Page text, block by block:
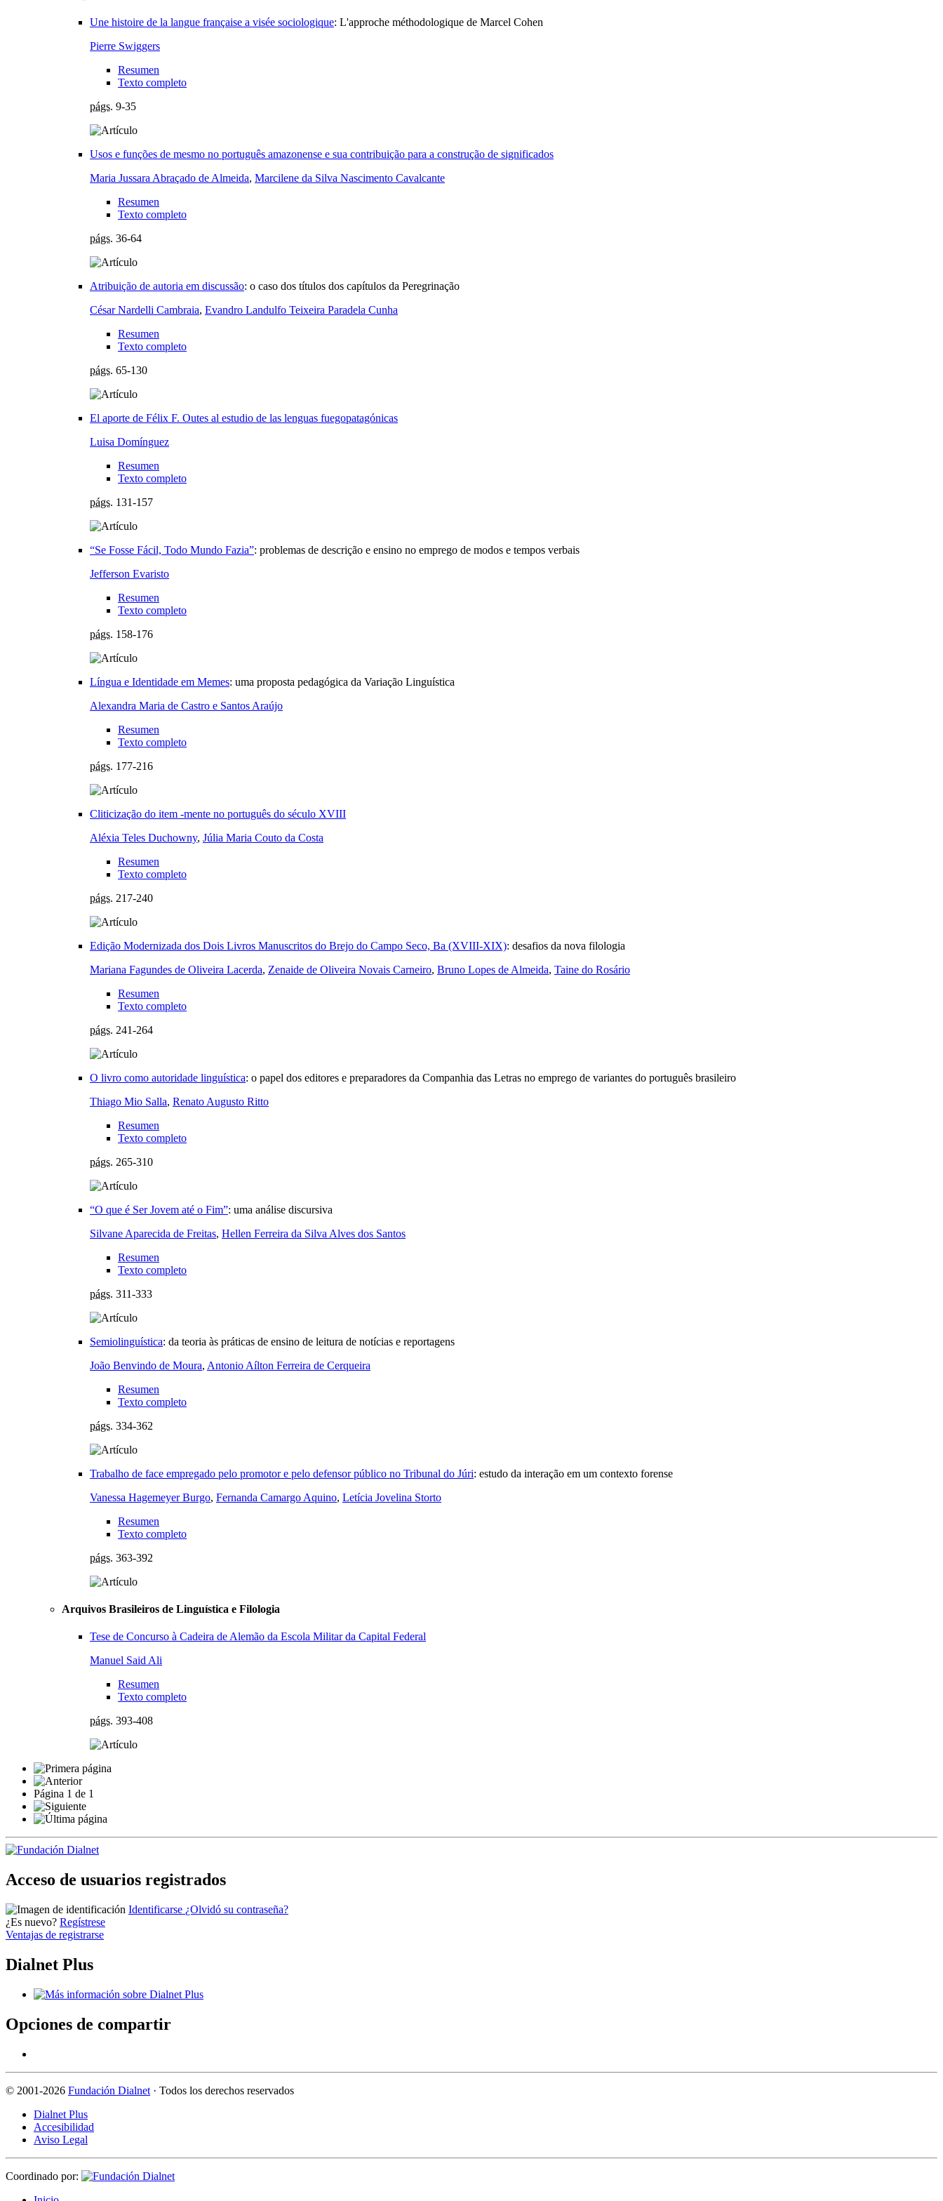
Une histoire de la langue française a visée sociologique: L'approche méthodologique de Marcel Cohen
Pierre Swiggers
Resumen
Texto completo
págs. 9-35
Usos e funções de mesmo no português amazonense e sua contribuição para a construção de significados
Maria Jussara Abraçado de Almeida, Marcilene da Silva Nascimento Cavalcante
Resumen
Texto completo
págs. 36-64
Atribuição de autoria em discussão: o caso dos títulos dos capítulos da Peregrinação
César Nardelli Cambraia, Evandro Landulfo Teixeira Paradela Cunha
Resumen
Texto completo
págs. 65-130
El aporte de Félix F. Outes al estudio de las lenguas fuegopatagónicas
Luisa Domínguez
Resumen
Texto completo
págs. 131-157
“Se Fosse Fácil, Todo Mundo Fazia”: problemas de descrição e ensino no emprego de modos e tempos verbais
Jefferson Evaristo
Resumen
Texto completo
págs. 158-176
Língua e Identidade em Memes: uma proposta pedagógica da Variação Linguística
Alexandra Maria de Castro e Santos Araújo
Resumen
Texto completo
págs. 177-216
Cliticização do item -mente no português do século XVIII
Aléxia Teles Duchowny, Júlia Maria Couto da Costa
Resumen
Texto completo
págs. 217-240
Edição Modernizada dos Dois Livros Manuscritos do Brejo do Campo Seco, Ba (XVIII-XIX): desafios da nova filologia
Mariana Fagundes de Oliveira Lacerda, Zenaide de Oliveira Novais Carneiro, Bruno Lopes de Almeida, Taine do Rosário
Resumen
Texto completo
págs. 241-264
O livro como autoridade linguística: o papel dos editores e preparadores da Companhia das Letras no emprego de variantes do português brasileiro
Thiago Mio Salla, Renato Augusto Ritto
Resumen
Texto completo
págs. 265-310
“O que é Ser Jovem até o Fim”: uma análise discursiva
Silvane Aparecida de Freitas, Hellen Ferreira da Silva Alves dos Santos
Resumen
Texto completo
págs. 311-333
Semiolinguística: da teoria às práticas de ensino de leitura de notícias e reportagens
João Benvindo de Moura, Antonio Aílton Ferreira de Cerqueira
Resumen
Texto completo
págs. 334-362
Trabalho de face empregado pelo promotor e pelo defensor público no Tribunal do Júri: estudo da interação em um contexto forense
Vanessa Hagemeyer Burgo, Fernanda Camargo Aquino, Letícia Jovelina Storto
Resumen
Texto completo
págs. 363-392
Arquivos Brasileiros de Linguística e Filologia
Tese de Concurso à Cadeira de Alemão da Escola Militar da Capital Federal
Manuel Said Ali
Resumen
Texto completo
págs. 393-408
Página 1 de 1
Acceso de usuarios registrados
Identificarse ¿Olvidó su contraseña?
¿Es nuevo? Regístrese
Ventajas de registrarse
Dialnet Plus
Opciones de compartir
© 2001-2026 Fundación Dialnet · Todos los derechos reservados
Dialnet Plus
Accesibilidad
Aviso Legal
Coordinado por: